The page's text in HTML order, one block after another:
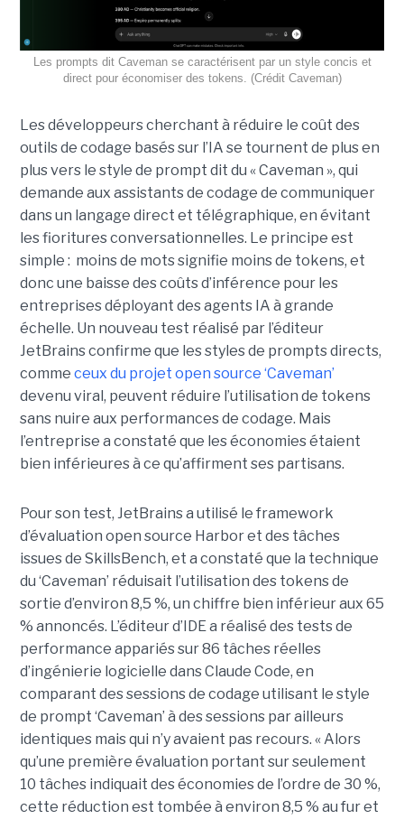
Les prompts dit Caveman se caractérisent par un style concis et
direct pour économiser des tokens. (Crédit Caveman)
Les développeurs cherchant à réduire le coût des
outils de codage basés sur l’IA se tournent de plus en
plus vers le style de prompt dit du « Caveman », qui
demande aux assistants de codage de communiquer
dans un langage direct et télégraphique, en évitant
les fioritures conversationnelles. Le principe est
simple : moins de mots signifie moins de tokens, et
donc une baisse des coûts d’inférence pour les
entreprises déployant des agents IA à grande
échelle. Un nouveau test réalisé par l’éditeur
JetBrains confirme que les styles de prompts directs,
comme ceux du projet open source ‘Caveman’
devenu viral, peuvent réduire l’utilisation de tokens
sans nuire aux performances de codage. Mais
l’entreprise a constaté que les économies étaient
bien inférieures à ce qu’affirment ses partisans.
Pour son test, JetBrains a utilisé le framework
d’évaluation open source Harbor et des tâches
issues de SkillsBench, et a constaté que la technique
du ‘Caveman’ réduisait l’utilisation des tokens de
sortie d’environ 8,5 %, un chiffre bien inférieur aux 65
% annoncés. L’éditeur d’IDE a réalisé des tests de
performance appariés sur 86 tâches réelles
d’ingénierie logicielle dans Claude Code, en
comparant des sessions de codage utilisant le style
de prompt ‘Caveman’ à des sessions par ailleurs
identiques mais qui n’y avaient pas recours. « Alors
qu’une première évaluation portant sur seulement
10 tâches indiquait des économies de l’ordre de 30 %,
cette réduction est tombée à environ 8,5 % au fur et